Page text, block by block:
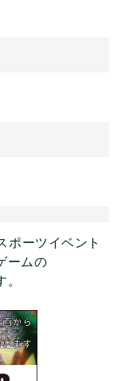
ポーツイベント
ームの